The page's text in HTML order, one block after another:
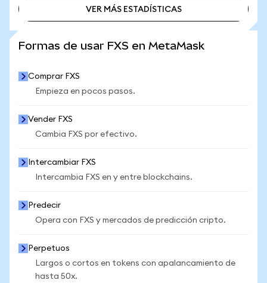
VER MÁS ESTADÍSTICAS
Formas de usar FXS en MetaMask
Comprar FXS
Empieza en pocos pasos.
Vender FXS
Cambia FXS por efectivo.
Intercambiar FXS
Intercambia FXS en y entre blockchains.
Predecir
Opera con FXS y mercados de predicción cripto.
Perpetuos
Largos o cortos en tokens con apalancamiento de
hasta 50x.